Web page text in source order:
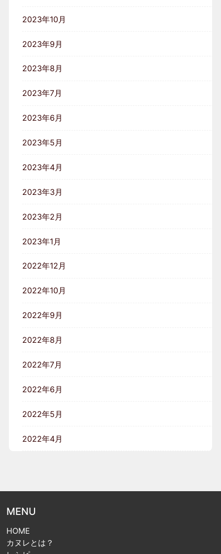
2023年10月
2023年9月
2023年8月
2023年7月
2023年6月
2023年5月
2023年4月
2023年3月
2023年2月
2023年1月
2022年12月
2022年10月
2022年9月
2022年8月
2022年7月
2022年6月
2022年5月
2022年4月
MENU
HOME
カヌレとは？